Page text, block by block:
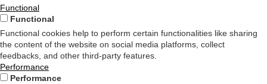
Functional
Functional
Functional cookies help to perform certain functionalities like sharing
the content of the website on social media platforms, collect
feedbacks, and other third-party features.
Performance
Performance